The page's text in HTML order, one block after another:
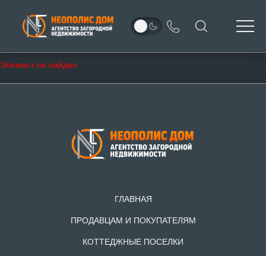
Элемент не найден
ГЛАВНАЯ
ПРОДАВЦАМ И ПОКУПАТЕЛЯМ
КОТТЕДЖНЫЕ ПОСЕЛКИ